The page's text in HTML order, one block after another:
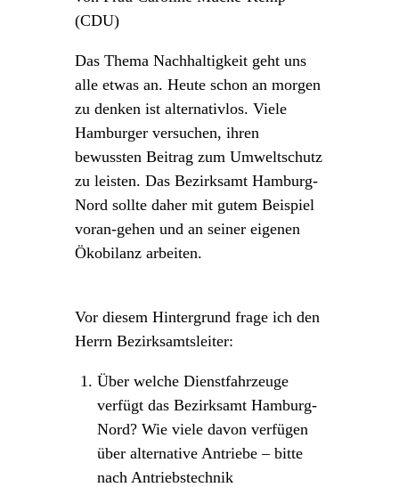
(CDU)
Das Thema Nachhaltigkeit geht uns
alle etwas an. Heute schon an morgen
zu denken ist alternativlos. Viele
Hamburger versuchen, ihren
bewussten Beitrag zum Umweltschutz
zu leisten. Das Bezirksamt Hamburg-
Nord sollte daher mit gutem Beispiel
voran-gehen und an seiner eigenen
Ökobilanz arbeiten.
Vor diesem Hintergrund frage ich den
Herrn Bezirksamtsleiter:
Über welche Dienstfahrzeuge
verfügt das Bezirksamt Hamburg-
Nord? Wie viele davon verfügen
über alternative Antriebe – bitte
nach Antriebstechnik